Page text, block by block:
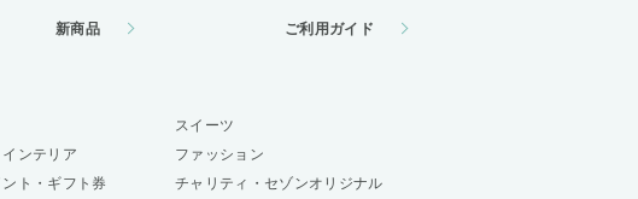
新商品 ご利用ガイド
スイーツ
ンテリア
ファッション
ト・ギフト券 チャリティ・セゾンオリジナル